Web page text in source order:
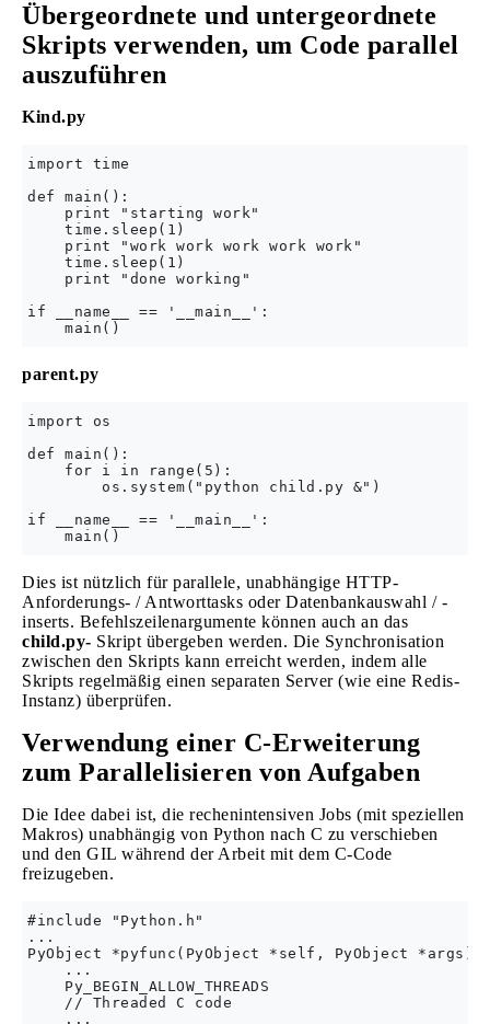
Übergeordnete und untergeordnete
Skripts verwenden, um Code parallel
auszuführen
Kind.py
import time
def main():
    print "starting work"
    time.sleep(1)
    print "work work work work work"
    time.sleep(1)
    print "done working"
if __name__ == '__main__':
parent.py
import os
def main():
    for i in range(5):
        os.system("python child.py &")
if __name__ == '__main__':
Dies ist nützlich für parallele, unabhängige HTTP-
Anforderungs- / Antworttasks oder Datenbankauswahl / -
inserts. Befehlszeilenargumente können auch an das
child.py- Skript übergeben werden. Die Synchronisation
zwischen den Skripts kann erreicht werden, indem alle
Skripts regelmäßig einen separaten Server (wie eine Redis-
Instanz) überprüfen.
Verwendung einer C-Erweiterung
zum Parallelisieren von Aufgaben
Die Idee dabei ist, die rechenintensiven Jobs (mit speziellen
Makros) unabhängig von Python nach C zu verschieben
und den GIL während der Arbeit mit dem C-Code
freizugeben.
#include "Python.h"
...
PyObject *pyfunc(PyObject *self, PyObject *args)
    ...
    Py_BEGIN_ALLOW_THREADS
    // Threaded C code
    ...